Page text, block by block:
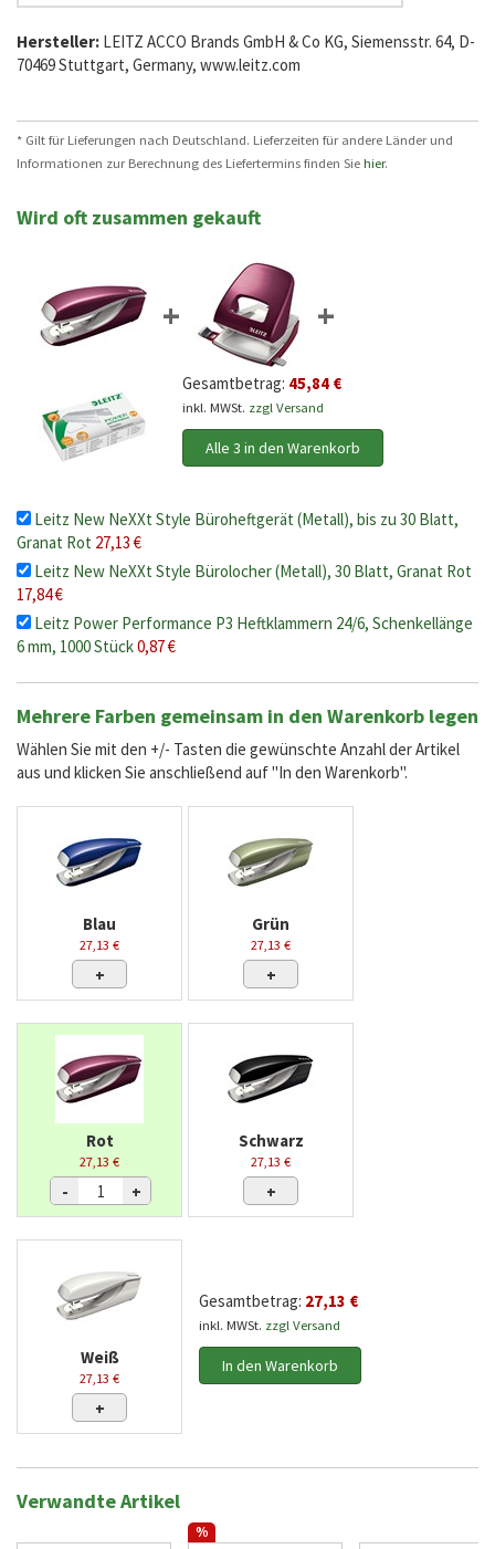
Hersteller: LEITZ ACCO Brands GmbH & Co KG, Siemensstr. 64, D-
70469 Stuttgart, Germany, www.leitz.com
* Gilt für Lieferungen nach Deutschland. Lieferzeiten für andere Länder und
Informationen zur Berechnung des Liefertermins finden Siehier.
Wird oft zusammen gekauft
+ +
Gesamtbetrag: 45,84 €
inkl. MWSt. zzgl Versand
Alle 3 in den Warenkorb
Leitz New NeXXt Style Büroheftgerät (Metall), bis zu 30 Blatt,
Granat Rot 27,13 €
Leitz New NeXXt Style Bürolocher (Metall), 30 Blatt, Granat Rot
17,84 €
Leitz Power Performance P3 Heftklammern 24/6, Schenkellänge
6 mm, 1000 Stück0,87 €
Mehrere Farben gemeinsam in den Warenkorb legen
Wählen Sie mit den +/- Tasten die gewünschte Anzahl der Artikel
aus und klicken Sie anschließend auf "In den Warenkorb".
Blau
27,13 €
+
Grün
27,13 €
+
Rot
27,13 €
- +
Schwarz
27,13 €
+
Weiß
27,13 €
+
Gesamtbetrag: 27,13 €
inkl. MWSt. zzgl Versand
In den Warenkorb
Verwandte Artikel
%